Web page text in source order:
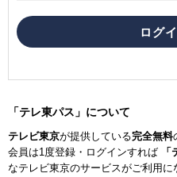
「テレ東パス」について
テレビ東京が提供している完全無料
会員は1度登録・ログインすれば
なテレビ東京のサービスがご利用に